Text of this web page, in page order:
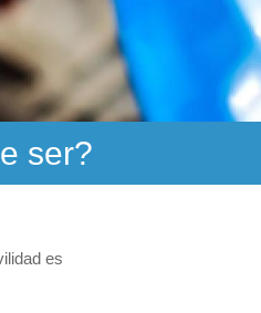
ser?
es